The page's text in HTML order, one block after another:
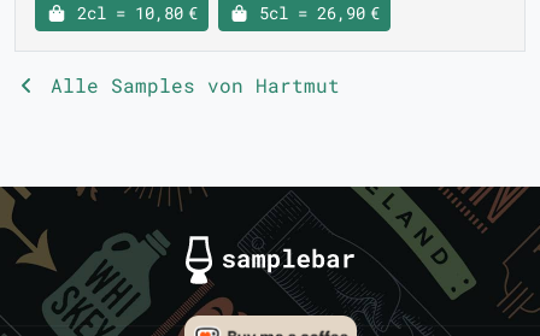
2cl = 10,80 € 5cl = 26,90 €
Alle Samples von Hartmut